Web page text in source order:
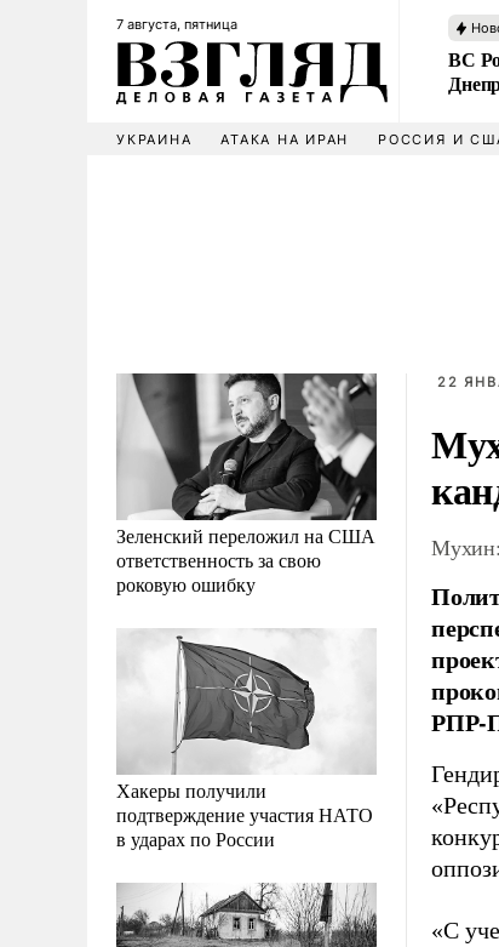
7 августа, пятница
ВС
УКРАИНА АТАКА НА ИРАН РОССИЯ И
Зеленский переложил на США
ответственность за свою
роковую ошибку
Хакеры получили
подтверждение участия НАТО
в ударах по России
22
РПР-
«С